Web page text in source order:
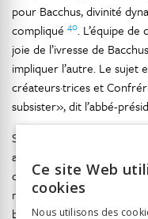
pour Bacchus, divinité
compliqué 40. L’équipe
joie de l’ivresse de
impliquer l’autre. Le sujet
créateurs·trices et
subsister», dit l’abbé-
Si la représentation
abandonnée, cela ne
disparu. Seront-elles
n’avaient jamais été
brièvement évoquées,
Ce site Web
cookies
Nous utilisons des